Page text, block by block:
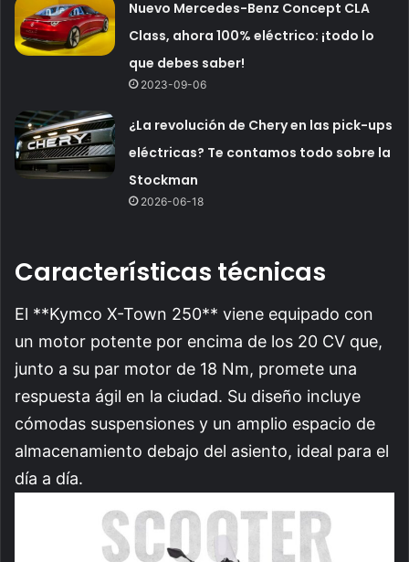
Nuevo Mercedes-Benz Concept CLA
Class, ahora 100% eléctrico: ¡todo lo
que debes saber!
2023-09-06
¿La revolución de Chery en las pick-ups
eléctricas? Te contamos todo sobre la
Stockman
2026-06-18
Características técnicas
El **Kymco X-Town 250** viene equipado con
un motor potente por encima de los 20 CV que,
junto a su par motor de 18 Nm, promete una
respuesta ágil en la ciudad. Su diseño incluye
cómodas suspensiones y un amplio espacio de
almacenamiento debajo del asiento, ideal para el
día a día.